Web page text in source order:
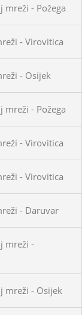
- Požega
- Virovitica
- Osijek
- Požega
- Virovitica
- Virovitica
- Daruvar
mreži -
mreži - Osijek